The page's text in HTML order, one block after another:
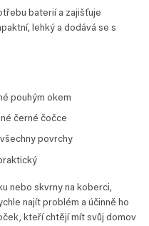
baterií a zajišťuje
lehký a dodává se s
pouhým okem
černé čočce
povrchy
nebo skvrny na koberci,
najít problém a účinně ho
kteří chtějí mít svůj domov